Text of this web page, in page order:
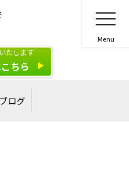
たします
ちら
ブログ